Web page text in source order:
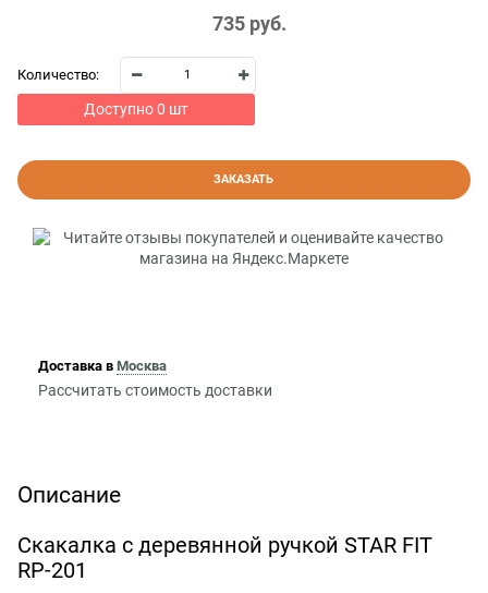
735 руб.
Количество:
Доступно0 шт
ЗАКАЗАТЬ
Доставка в Москва
Рассчитать стоимость доставки
Описание
Скакалка с деревянной ручкой STAR FIT
RP-201